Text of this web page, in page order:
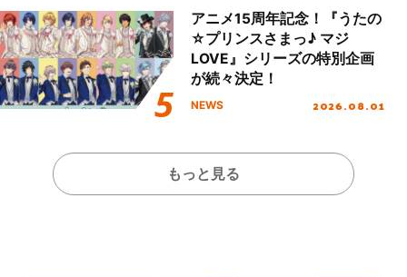
アニメ15周年記念！『うたの
☆プリンスさまっ♪ マジ
LOVE』シリーズの特別企画
が続々決定！
NEWS 2026.08.01
もっと見る